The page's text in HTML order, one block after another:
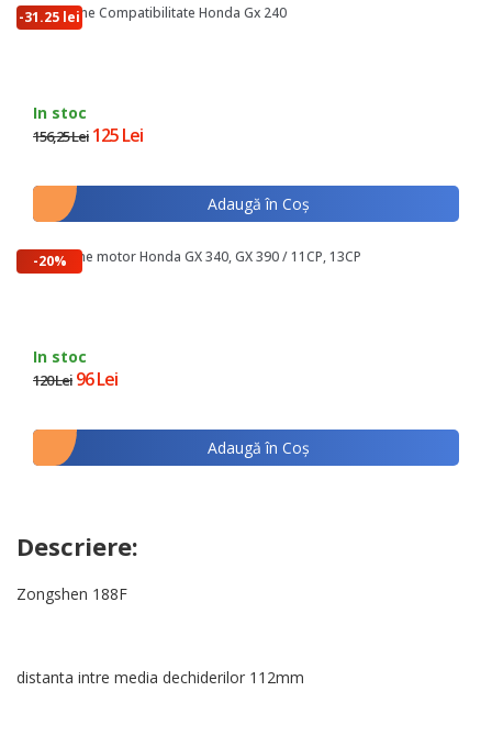
-31.25 lei
Axa Came Compatibilitate Honda Gx 240
In stoc
156,25 Lei 125 Lei
Adaugă în Coş
-20%
Axa came motor Honda GX 340, GX 390 / 11CP, 13CP
In stoc
120 Lei 96 Lei
Adaugă în Coş
Descriere:
Zongshen 188F
distanta intre media dechiderilor 112mm